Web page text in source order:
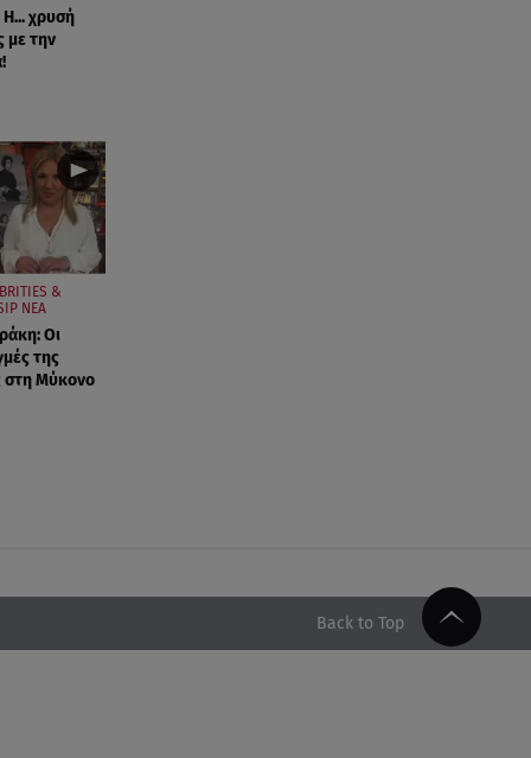
Η... χρυσή
με την
&
ΝΕΑ
Οι
της
στη Μύκονο
Back to Top